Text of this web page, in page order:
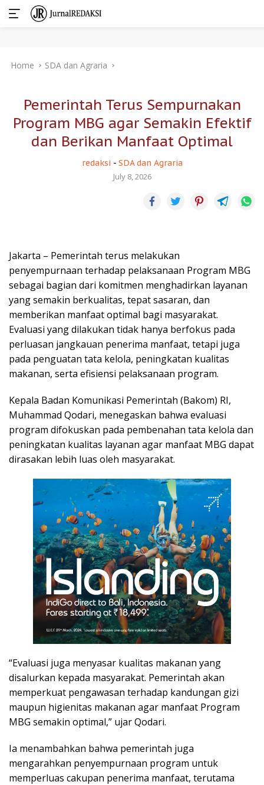
Home SDA dan Agraria
Pemerintah Terus Sempurnakan
Program MBG agar Semakin Efektif
dan Berikan Manfaat Optimal
redaksi - SDA dan Agraria
July 8, 2026
Jakarta – Pemerintah terus melakukan
penyempurnaan terhadap pelaksanaan Program MBG
sebagai bagian dari komitmen menghadirkan layanan
yang semakin berkualitas, tepat sasaran, dan
memberikan manfaat optimal bagi masyarakat.
Evaluasi yang dilakukan tidak hanya berfokus pada
perluasan jangkauan penerima manfaat, tetapi juga
pada penguatan tata kelola, peningkatan kualitas
makanan, serta efisiensi pelaksanaan program.
Kepala Badan Komunikasi Pemerintah (Bakom) RI,
Muhammad Qodari, menegaskan bahwa evaluasi
program difokuskan pada pembenahan tata kelola dan
peningkatan kualitas layanan agar manfaat MBG dapat
dirasakan lebih luas oleh masyarakat.
“Evaluasi juga menyasar kualitas makanan yang
disalurkan kepada masyarakat. Pemerintah akan
memperkuat pengawasan terhadap kandungan gizi
maupun higienitas makanan agar manfaat Program
MBG semakin optimal,” ujar Qodari.
Ia menambahkan bahwa pemerintah juga
mengarahkan penyempurnaan program untuk
memperluas cakupan penerima manfaat, terutama